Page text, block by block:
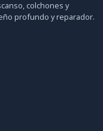
colchones y
profundo y reparador.